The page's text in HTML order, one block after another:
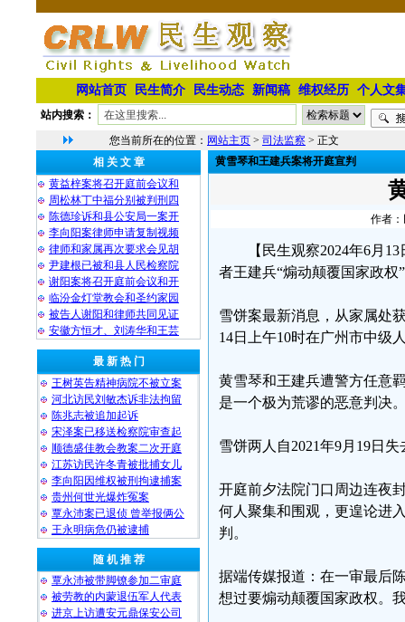
网站首页 民生简介 民生动态 新闻稿 维权经历 个人文
站内搜索：
您当前所在的位置： 网站主页 > 司法监察 > 正文
相 关 文 章
黄益梓案将召开庭前会议和
周松林丁中福分别被判刑四
陈德珍诉和县公安局一案开
李向阳案律师申请复制视频
律师和家属再次要求会见胡
尹建根已被和县人民检察院
谢阳案将召开庭前会议和开
临汾金灯堂教会和圣约家园
被告人谢阳和律师共同见证
安徽方恒才、刘涛华和王芸
最 新 热 门
王树英告精神病院不被立案
河北访民刘敏杰诉非法拘留
陈兆志被追加起诉
宋泽案已移送检察院审查起
顺德盛佳教会教案二次开庭
江苏访民许冬青被批捕女儿
李向阳因维权被刑拘逮捕案
贵州何世光爆炸冤案
覃永沛案已退侦 曾举报俩公
王永明病危仍被逮捕
随 机 推 荐
覃永沛被带脚镣参加二审庭
被劳教的内蒙退伍军人代表
进京上访遭安元鼎保安公司
黄雪琴和王建兵案将开庭宣判
作者：
【民生观察2024年6月
者王建兵“煽动颠覆国家政
雪饼案最新消息，从家属处
14日上午10时在广州市中级
黄雪琴和王建兵遭警方任意
是一个极为荒谬的恶意判决
雪饼两人自2021年9月19日
开庭前夕法院门口周边连夜
何人聚集和围观，更遑论进
判。
据端传媒报道：在一审最后
想过要煽动颠覆国家政权。